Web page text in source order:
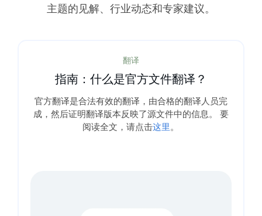
主题的见解、行业动态和专家建议。
翻译
指南：什么是官方文件翻译？
官方翻译是合法有效的翻译，由合格的翻译人员完
成，然后证明翻译版本反映了源文件中的信息。 要
阅读全文，请点击这里 。